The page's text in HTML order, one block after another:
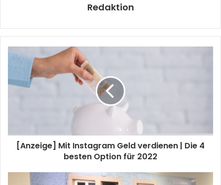
Redaktion
[Anzeige] Mit Instagram Geld verdienen | Die 4
besten Option für 2022